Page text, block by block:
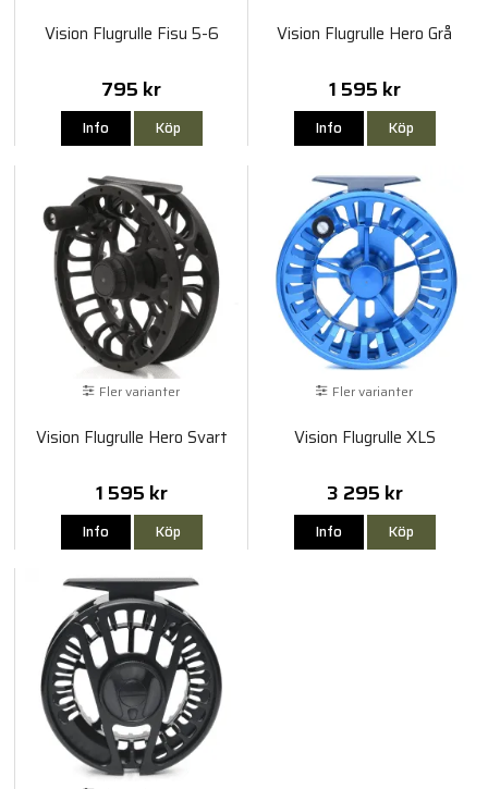
Vision Flugrulle Fisu 5-6
795 kr
Info Köp
Vision Flugrulle Hero Grå
1 595 kr
Info Köp
Fler varianter
Vision Flugrulle Hero Svart
1 595 kr
Info Köp
Fler varianter
Vision Flugrulle XLS
3 295 kr
Info Köp